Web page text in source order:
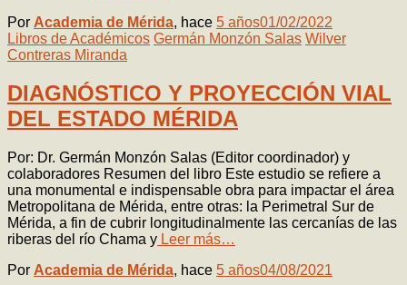
Por Academia de Mérida, hace 5 años01/02/2022
Libros de Académicos Germán Monzón Salas Wilver
Contreras Miranda
DIAGNÓSTICO Y PROYECCIÓN VIAL
DEL ESTADO MÉRIDA
Por: Dr. Germán Monzón Salas (Editor coordinador) y
colaboradores Resumen del libro Este estudio se refiere a
una monumental e indispensable obra para impactar el área
Metropolitana de Mérida, entre otras: la Perimetral Sur de
Mérida, a fin de cubrir longitudinalmente las cercanías de las
riberas del río Chama y Leer más…
Por Academia de Mérida, hace 5 años04/08/2021